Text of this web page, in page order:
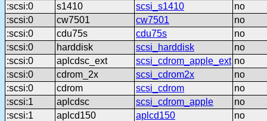
:scsi:0
s1410 scsi_s1410
no
:scsi:0
cw7501 cw7501
no
:scsi:0
cdu75s cdu75s
no
:scsi:0
harddisk scsi_harddisk
no
:scsi:0
aplcdsc_ext scsi_cdrom_apple_ext no
:scsi:0
cdrom_2x scsi_cdrom2x
no
:scsi:0
cdrom scsi_cdrom
no
:scsi:1
aplcdsc scsi_cdrom_apple
no
:scsi:1
aplcd150 aplcd150
no